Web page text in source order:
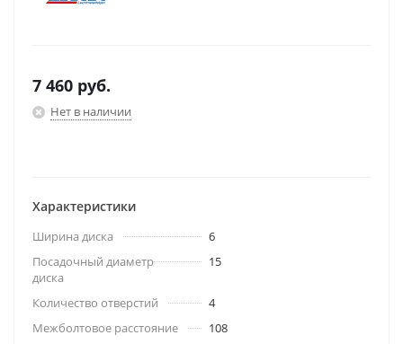
7 460 руб.
Нет в наличии
Характеристики
Ширина диска
6
Посадочный диаметр
диска
15
Количество отверстий
4
Межболтовое расстояние
108